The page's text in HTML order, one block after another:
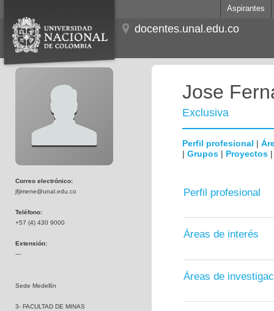
Aspirantes
docentes.unal.edu.co
Correo electrónico:
jfjimene@unal.edu.co
Teléfono:
+57 (4) 430 9000
Extensión:
---
Sede Medellín
3- FACULTAD DE MINAS
Jose
Exclusiva
Perfil profesional |
| Grupos | Proyectos
Perfil profesional
Áreas de interés
Áreas de